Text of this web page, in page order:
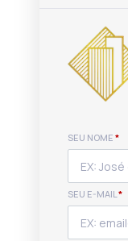
SEU NOME *
SEU E-MAIL*